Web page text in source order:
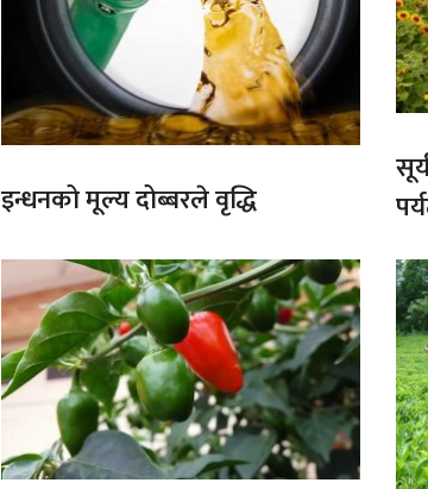
इन्धनको मूल्य दोब्बरले वृद्धि